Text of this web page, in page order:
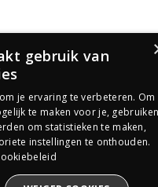
gebruik van
je ervaring te verbeteren. Om
te maken voor je,
om statistieken te maken,
instellingen te onthouden.